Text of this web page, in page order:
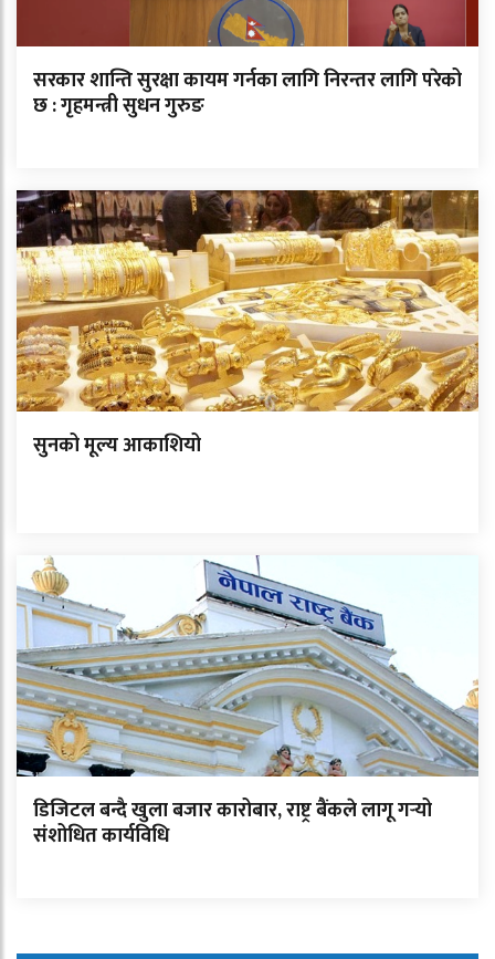
सरकार शान्ति सुरक्षा कायम गर्नका लागि निरन्तर लागि परेको
छ : गृहमन्त्री सुधन गुरुङ
सुनको मूल्य आकाशियो
डिजिटल बन्दै खुला बजार कारोबार, राष्ट्र बैंकले लागू गर्‍यो
संशोधित कार्यविधि